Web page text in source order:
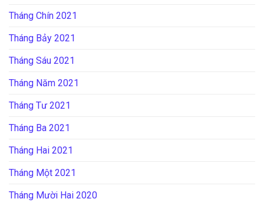
Tháng Chín 2021
Tháng Bảy 2021
Tháng Sáu 2021
Tháng Năm 2021
Tháng Tư 2021
Tháng Ba 2021
Tháng Hai 2021
Tháng Một 2021
Tháng Mười Hai 2020